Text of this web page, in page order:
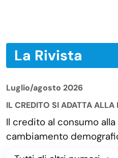
La Rivista
Luglio/agosto 2026
IL CREDITO SI ADATTA
Il credito al consumo
cambiamento